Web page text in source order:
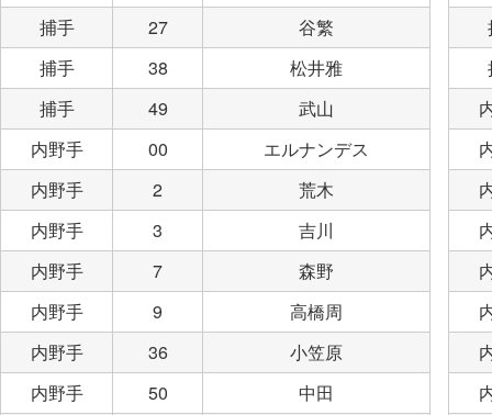
捕手
27
谷繁
捕手
38
松井雅
捕手
49
武山
内野手
00
エルナンデス
内野手
2
荒木
内野手
3
吉川
内野手
7
森野
内野手
9
高橋周
内野手
36
小笠原
内野手
50
中田